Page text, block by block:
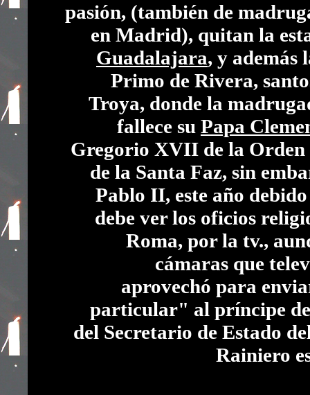
pasión, (también de
en Madrid), quitan la
Guadalajara, y además
Primo de Rivera,
Troya, donde la
fallece su Papa
Gregorio XVII de la Orden
de la Santa Faz, sin
Pablo II, este año
debe ver los oficios
Roma, por la tv.,
cámaras que
aprovechó para
particular" al príncipe
del Secretario de Estado
Rainiero